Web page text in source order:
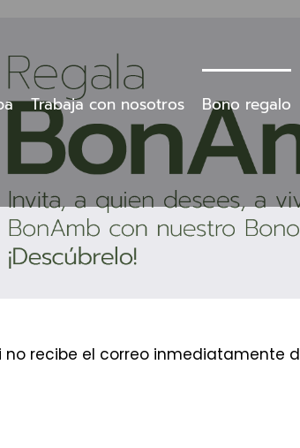
Trabaja con nosotros Bono regalo
no recibe el correo inmediatamente